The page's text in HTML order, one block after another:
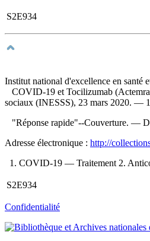
S2E934
Institut national d'excellence en santé
COVID-19 et Tocilizumab
sociaux (INESSS), 23 mars 2020. —
"Réponse rapide"--Couverture. —
Adresse électronique : http://
1. COVID-19 — Traitement 2.
S2E934
Confidentialité